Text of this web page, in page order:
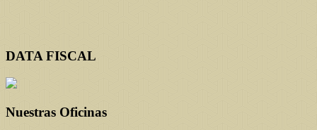
DATA FISCAL
Nuestras Oficinas